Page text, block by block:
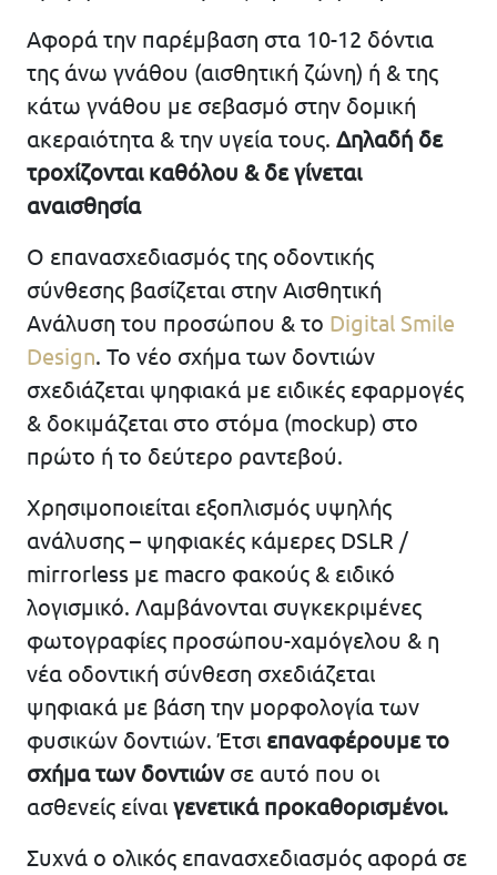
Αφορά την παρέμβαση στα 10-12 δόντια
της άνω γνάθου (αισθητική ζώνη) ή & της
κάτω γνάθου με σεβασμό στην δομική
ακεραιότητα & την υγεία τους. Δηλαδή δε
τροχίζονται καθόλου & δε γίνεται
αναισθησία
Ο επανασχεδιασμός της οδοντικής
σύνθεσης βασίζεται στην Αισθητική
Ανάλυση του προσώπου & το Digital Smile
Design. Το νέο σχήμα των δοντιών
σχεδιάζεται ψηφιακά με ειδικές εφαρμογές
& δοκιμάζεται στο στόμα (mockup) στο
πρώτο ή το δεύτερο ραντεβού.
Χρησιμοποιείται εξοπλισμός υψηλής
ανάλυσης – ψηφιακές κάμερες DSLR /
mirrorless με macro φακούς & ειδικό
λογισμικό. Λαμβάνονται συγκεκριμένες
φωτογραφίες προσώπου-χαμόγελου & η
νέα οδοντική σύνθεση σχεδιάζεται
ψηφιακά με βάση την μορφολογία των
φυσικών δοντιών. Έτσι επαναφέρουμε το
σχήμα των δοντιώνσε αυτό που οι
ασθενείς είναι γενετικά προκαθορισμένοι.
Συχνά ο ολικός επανασχεδιασμός αφορά σε